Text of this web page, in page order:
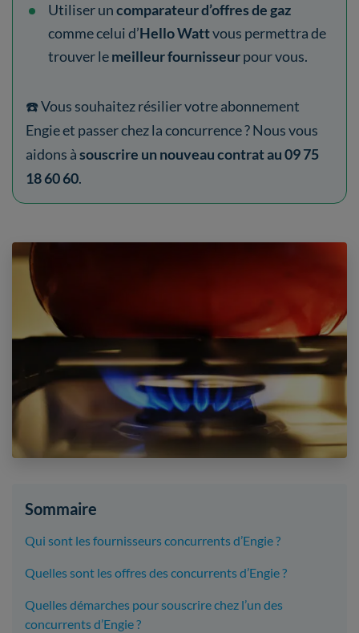
Utiliser uncomparateur d’offres de gaz
comme celui d’Hello Wattvous permettra de
trouver lemeilleur fournisseurpour vous.
☎️ Vous souhaitez résilier votre abonnement
Engie et passer chez la concurrence ? Nous vous
aidons àsouscrire un nouveau contrat au09 75
18 60 60.
Sommaire
Qui sont les fournisseurs concurrents d’Engie ?
Quelles sont les offres des concurrents d’Engie ?
Quelles démarches pour souscrire chez l’un des
concurrents d’Engie ?